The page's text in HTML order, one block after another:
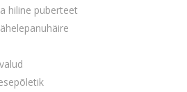
hiline puberteet